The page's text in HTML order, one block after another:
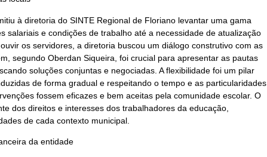
à diretoria do SINTE Regional de Floriano levantar uma gama
salariais e condições de trabalho até a necessidade de atualização
os servidores, a diretoria buscou um diálogo construtivo com as
segundo Oberdan Siqueira, foi crucial para apresentar as pautas
soluções conjuntas e negociadas. A flexibilidade foi um pilar
de forma gradual e respeitando o tempo e as particularidades
fossem eficazes e bem aceitas pela comunidade escolar. O
dos direitos e interesses dos trabalhadores da educação,
de cada contexto municipal.
da entidade